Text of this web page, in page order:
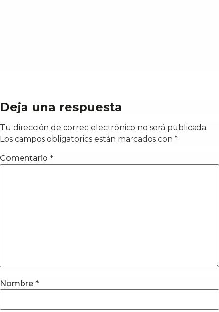
Deja una respuesta
Tu dirección de correo electrónico no será publicada.
Los campos obligatorios están marcados con *
Comentario *
Nombre *